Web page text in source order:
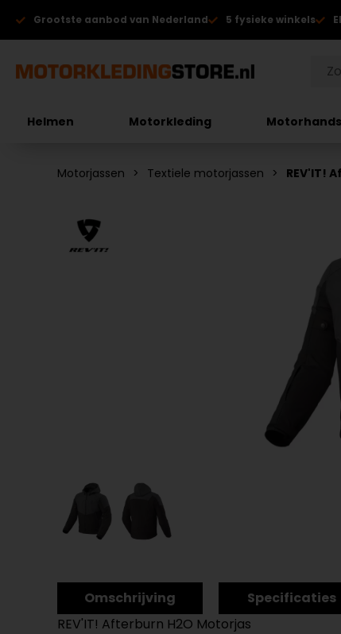
Grootste aanbod van Nederland 5 fysieke winkels
Helmen Motorkleding
Motorjassen Textiele motorjassen REV'IT!
Omschrijving Specificaties
REV'IT! Afterburn H2O Motorjas